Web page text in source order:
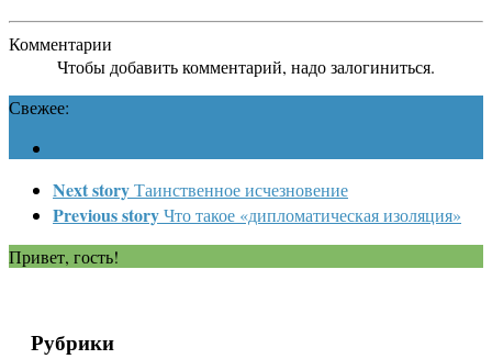
Комментарии
Чтобы добавить комментарий, надо залогиниться.
Свежее:
Next storyТаинственное исчезновение
Previous storyЧто такое «дипломатическая изоляция»
Привет, гость!
Рубрики